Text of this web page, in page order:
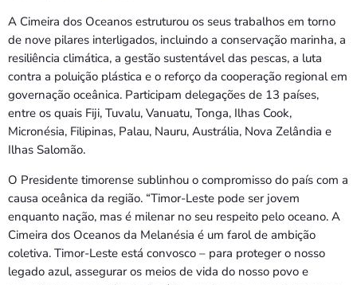
A Cimeira dos Oceanos estruturou os seus trabalhos em torno
de nove pilares interligados, incluindo a conservação marinha, a
resiliência climática, a gestão sustentável das pescas, a luta
contra a poluição plástica e o reforço da cooperação regional em
governação oceânica. Participam delegações de 13 países,
entre os quais Fiji, Tuvalu, Vanuatu, Tonga, Ilhas Cook,
Micronésia, Filipinas, Palau, Nauru, Austrália, Nova Zelândia e
Ilhas Salomão.
O Presidente timorense sublinhou o compromisso do país com a
causa oceânica da região. “Timor-Leste pode ser jovem
enquanto nação, mas é milenar no seu respeito pelo oceano. A
Cimeira dos Oceanos da Melanésia é um farol de ambição
coletiva. Timor-Leste está convosco – para proteger o nosso
legado azul, assegurar os meios de vida do nosso povo e